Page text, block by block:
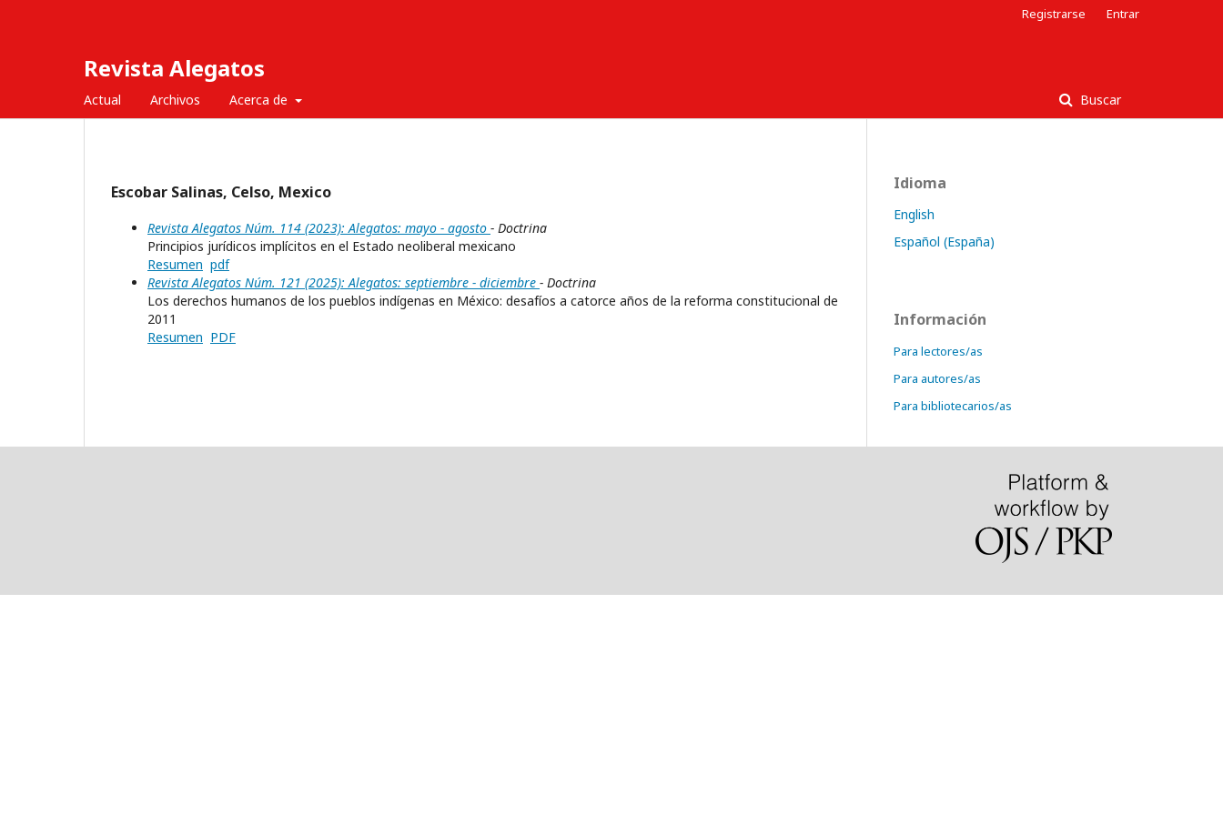
Revista Alegatos
Actual Archivos Acerca de Buscar
Registrarse Entrar
Escobar Salinas, Celso, Mexico
Revista Alegatos Núm. 114 (2023): Alegatos: mayo - agosto - Doctrina
Principios jurídicos implícitos en el Estado neoliberal mexicano
Resumen pdf
Revista Alegatos Núm. 121 (2025): Alegatos: septiembre - diciembre - Doctrina
Los derechos humanos de los pueblos indígenas en México: desafíos a catorce años de la reforma constitucional de
2011
Resumen PDF
Idioma
English
Español (España)
Información
Para lectores/as
Para autores/as
Para bibliotecarios/as